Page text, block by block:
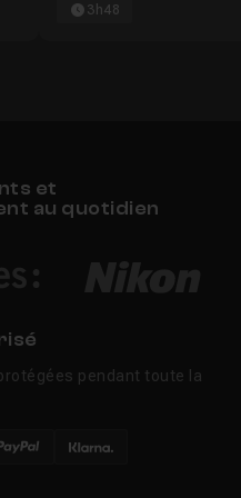
3h48
et
au quotidien
pendant toute la